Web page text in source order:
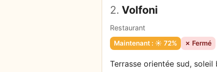
2. Volfoni
Restaurant
Maintenant : ☀️ 72% ✗ Fermé
Terrasse orientée sud,